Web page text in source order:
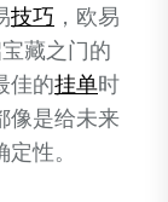
技巧 ，欧易
藏之门的
佳的挂单时
像是给未来
性。